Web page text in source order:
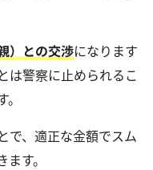
）との交渉になります
は警察に止められるこ
で、適正な金額でスム
す。